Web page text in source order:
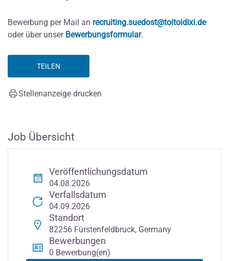
Bewerbung per Mail an recruiting.suedost@toitoidixi.de
oder über unser Bewerbungsformular.
TEILEN
Stellenanzeige drucken
Job Übersicht
Veröffentlichungsdatum
04.08.2026
Verfallsdatum
04.09.2026
Standort
82256 Fürstenfeldbruck, Germany
Bewerbungen
0 Bewerbung(en)